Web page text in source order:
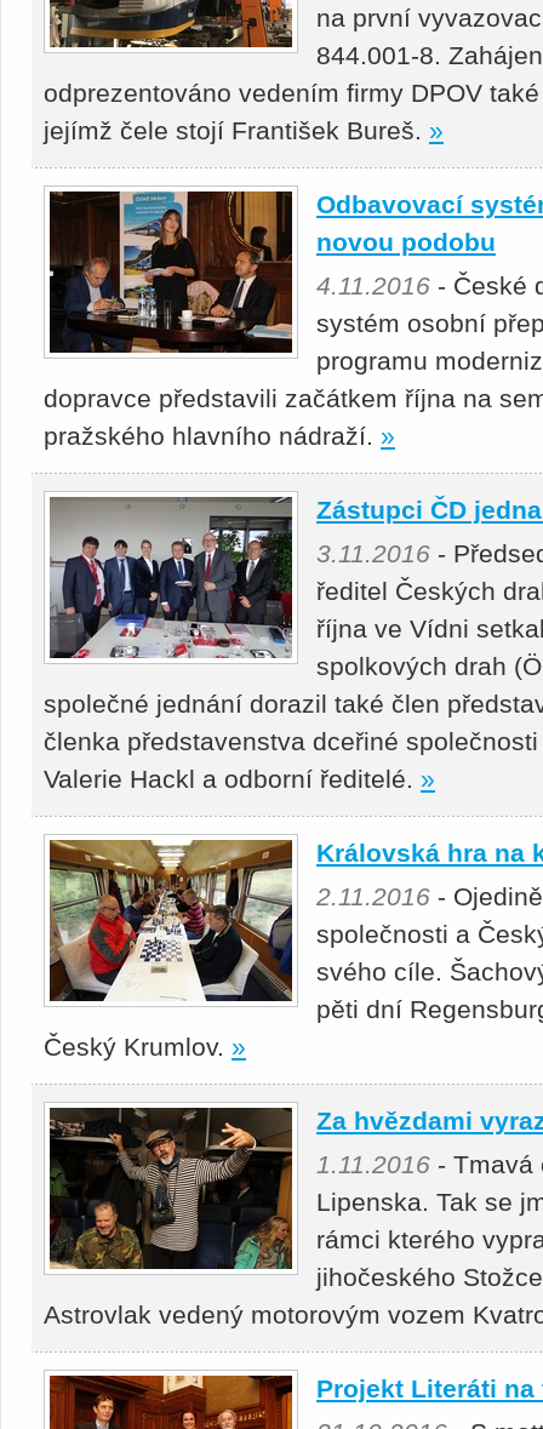
na první
844.001-8.
odprezentováno vedením firmy DPOV
jejímž čele stojí František Bureš. »
Odbavovací
novou podobu
4.11.2016 - České
systém osobní
programu
dopravce představili začátkem října na
pražského hlavního nádraží. »
Zástupci ČD
3.11.2016 -
ředitel Českých
října ve Vídni
spolkových drah
společné jednání dorazil také člen
členka představenstva dceřiné
Valerie Hackl a odborní ředitelé. »
Královská hra na
2.11.2016 -
společnosti a
svého cíle.
pěti dní
Český Krumlov. »
Za hvězdami
1.11.2016 - Tmavá
Lipenska. Tak se
rámci kterého
jihočeského
Astrovlak vedený motorovým vozem
Projekt Literáti